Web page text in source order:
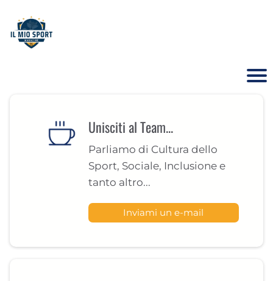
Unisciti al Team...
Parliamo di Cultura dello
Sport, Sociale, Inclusione e
tanto altro...
Inviami un e-mail